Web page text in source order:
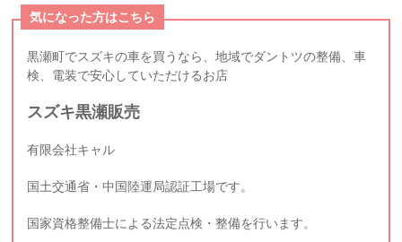
気になった方はこちら
黒瀬町でスズキの車を買うなら、地域でダントツの整備、車
検、電装で安心していただけるお店
スズキ黒瀬販売
有限会社キャル
国土交通省・中国陸運局認証工場です。
国家資格整備士による法定点検・整備を行います。